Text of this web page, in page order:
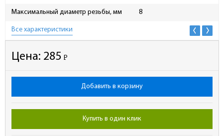
Максимальный диаметр резьбы, мм 8
Все характеристики
Цена: 285 Р
-
Добавить в корзину
Купить в один клик